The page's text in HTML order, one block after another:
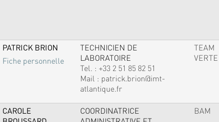
PATRICK BRION
Fiche personnelle
TECHNICIEN DE
LABORATOIRE
Tel. : +33 2 51 85 82 51
Mail : patrick.brion@imt-
atlantique.fr
TEAM
VERTE
CAROLE
COORDINATRICE
BAM